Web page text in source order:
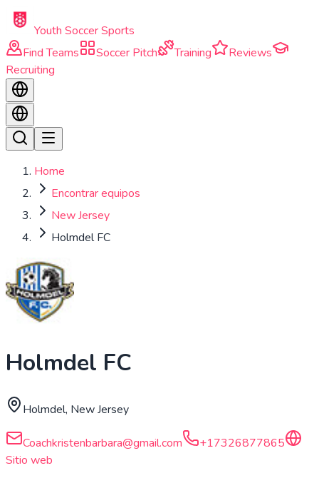
Skip to main content
Youth Soccer Sports
Find Teams
Soccer Pitch Training
Reviews
Recruiting
Home
Encontrar equipos
New Jersey
Holmdel FC
Holmdel FC
Holmdel, New Jersey
Coachkristenbarbara@gmail.com
+17326877865
Sitio web